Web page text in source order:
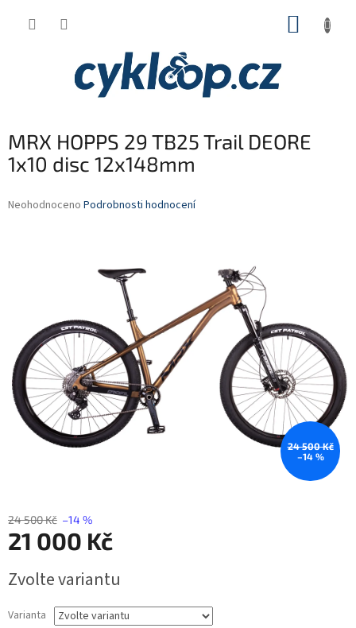
MRX HOPPS 29 TB25 Trail DEORE
1x10 disc 12x148mm
Průměrné
Neohodnoceno Podrobnosti hodnocení
24 500 Kč
–14 %
24 500 Kč –14 %
21 000 Kč
cena:
Zvolte variantu
Varianta